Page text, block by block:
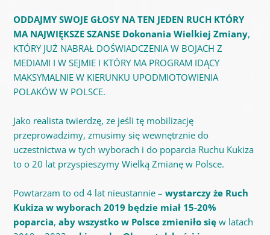
ODDAJMY SWOJE GŁOSY NA TEN JEDEN RUCH KTÓRY
MA NAJWIĘKSZE SZANSE Dokonania Wielkiej Zmiany,
KTÓRY JUŻ NABRAŁ DOŚWIADCZENIA W BOJACH Z
MEDIAMI I W SEJMIE I KTÓRY MA PROGRAM IDĄCY
MAKSYMALNIE W KIERUNKU UPODMIOTOWIENIA
POLAKÓW W POLSCE.
Jako realista twierdzę, ze jeśli tę mobilizację
przeprowadzimy, zmusimy się wewnętrznie do
uczestnictwa w tych wyborach i do poparcia Ruchu Kukiza
to o 20 lat przyspieszymy Wielką Zmianę w Polsce.
Powtarzam to od 4 lat nieustannie – wystarczy że Ruch
Kukiza w wyborach 2019 będzie miał 15-20%
poparcia, aby wszystko w Polsce zmieniło sięw latach